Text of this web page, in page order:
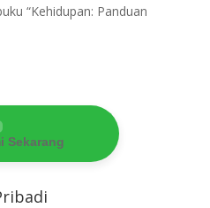
“Kehidupan: Panduan
Sekarang